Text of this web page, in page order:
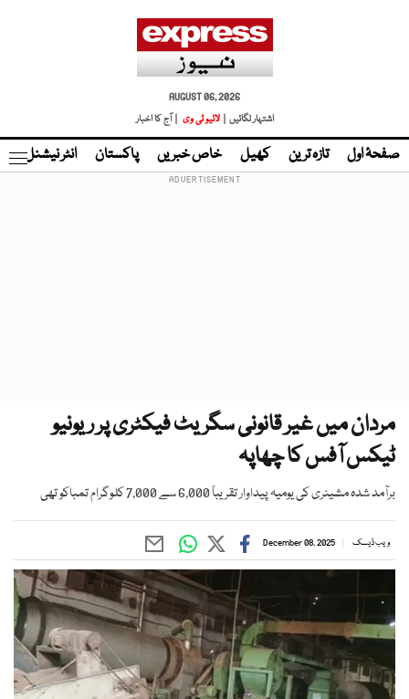
AUGUST 06, 2026
اشتہار لگائیں |
لائیو ٹی وی | آج کا اخبار
صفحۂ اول تازہ ترین کھیل خاص خبریں پاکستان انٹر نیشنل
مردان میں غیر قانونی سگریٹ فیکٹری پر ریونیو
ٹیکس آفس کا چھاپہ
برآمد شدہ مشینری کی یومیہ پیداوار تقریباً 6,000 سے 7,000 کلوگرام تمباکو تھی
ویب ڈیسک December 08, 2025